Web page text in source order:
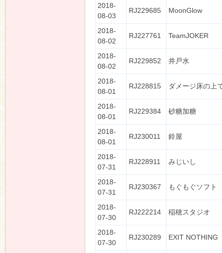
2018-
08-03
RJ229685 MoonGlow
2018-
08-02
RJ227761 TeamJOKER
2018-
08-02
RJ229852 井戸水
2018-
08-01
RJ228815 ダメージ床の上
2018-
08-01
RJ229384 砂糖加糖
2018-
08-01
RJ230011 鈴屋
2018-
07-31
RJ228911 みじいし
2018-
07-31
RJ230367 もぐもぐソフト
2018-
07-30
RJ222214 稲穂スタジオ
2018-
07-30
RJ230289 EXIT NOTHING